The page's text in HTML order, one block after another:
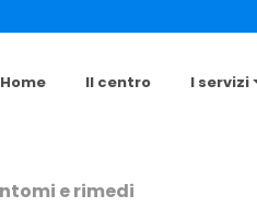
Home Il centro I servizi
e rimedi